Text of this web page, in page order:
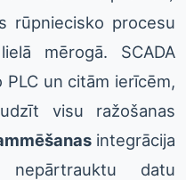
rūpniecisko procesu
mērogā. SCADA
un citām ierīcēm,
visu ražošanas
integrācija
datu